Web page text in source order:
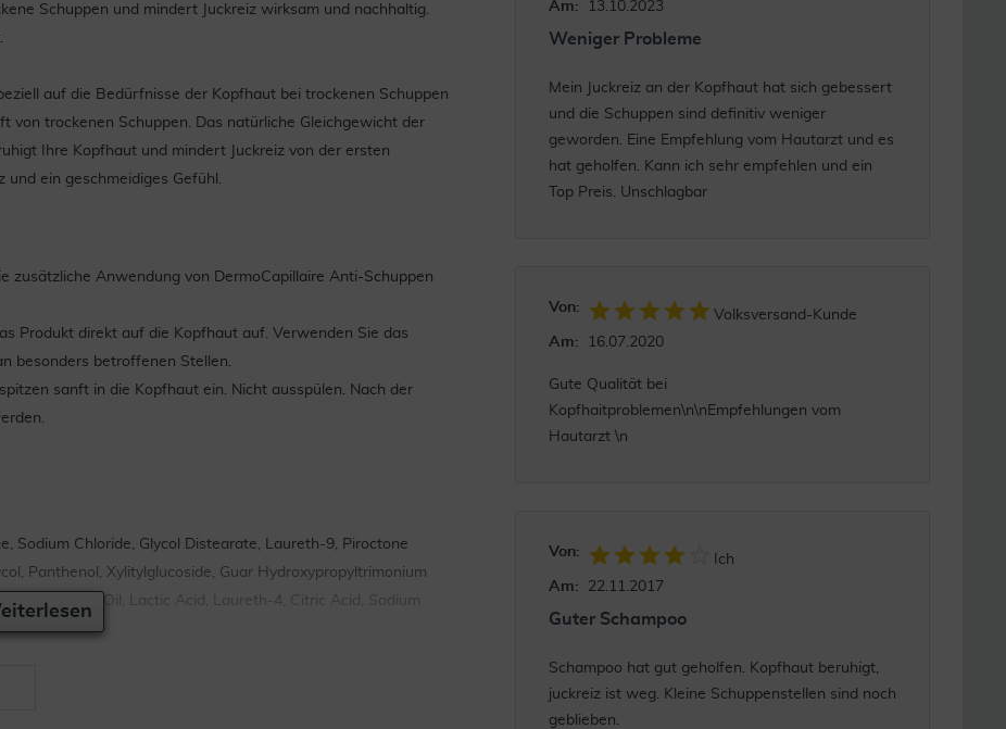
Schuppen und mindert Juckreiz wirksam und nachhaltig.
auf die Bedürfnisse der Kopfhaut bei trockenen Schuppen
von trockenen Schuppen. Das natürliche Gleichgewicht der
Ihre Kopfhaut und mindert Juckreiz von der ersten
ein geschmeidiges Gefühl.
zusätzliche Anwendung von DermoCapillaire Anti-Schuppen
Produkt direkt auf die Kopfhaut auf. Verwenden Sie das
besonders betroffenen Stellen.
sanft in die Kopfhaut ein. Nicht ausspülen. Nach der
Sodium Chloride, Glycol Distearate, Laureth-9, Piroctone
Panthenol, Xylitylglucoside, Guar Hydroxypropyltrimonium
Castor Oil, Lactic Acid, Laureth-4, Citric Acid, Sodium
Am:
13.10.2023
Weniger Probleme
Mein Juckreiz an der Kopfhaut hat sich gebessert
und die Schuppen sind definitiv weniger
geworden. Eine Empfehlung vom Hautarzt und es
hat geholfen. Kann ich sehr empfehlen und ein
Top Preis. Unschlagbar
Von:
Volksversand-Kunde
Am:
16.07.2020
Gute Qualität bei
Kopfhaitproblemen\n\nEmpfehlungen vom
Hautarzt \n
Von:
Ich
Am:
22.11.2017
Guter Schampoo
Schampoo hat gut geholfen. Kopfhaut beruhigt,
juckreiz ist weg. Kleine Schuppenstellen sind noch
geblieben.